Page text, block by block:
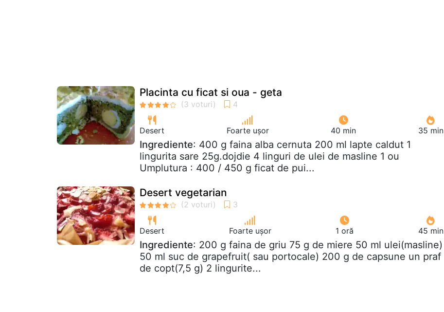
Placinta cu ficat si oua - geta
Desert Foarte ușor 40 min 35 min
Ingrediente: 400 g faina alba cernuta 200 ml lapte caldut 1
lingurita sare 25g.dojdie 4 linguri de ulei de masline 1 ou
Umplutura : 400 / 450 g ficat de pui...
Desert vegetarian
Desert Foarte ușor 1 oră 45 min
Ingrediente: 200 g faina de griu 75 g de miere 50 ml ulei(masline)
50 ml suc de grapefruit( sau portocale) 200 g de capsune un praf
de copt(7,5 g) 2 lingurite...